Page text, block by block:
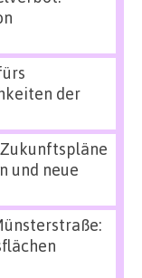
der
Zukunftspläne
und neue